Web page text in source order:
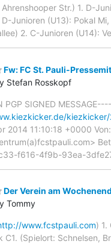
Str.) 1. D-
D-Junioren (U13): Pokal
2. C-Junioren (U14):
Fw: FC St. Pauli-
Stefan Rosskopf
PGP SIGNED
2014 11:10:18 +0000
f616-4f9b-93ea-
Der Verein am
Tommy
www.fcstpauli.com) 1.
C1. (Spielort: Schnelsen,